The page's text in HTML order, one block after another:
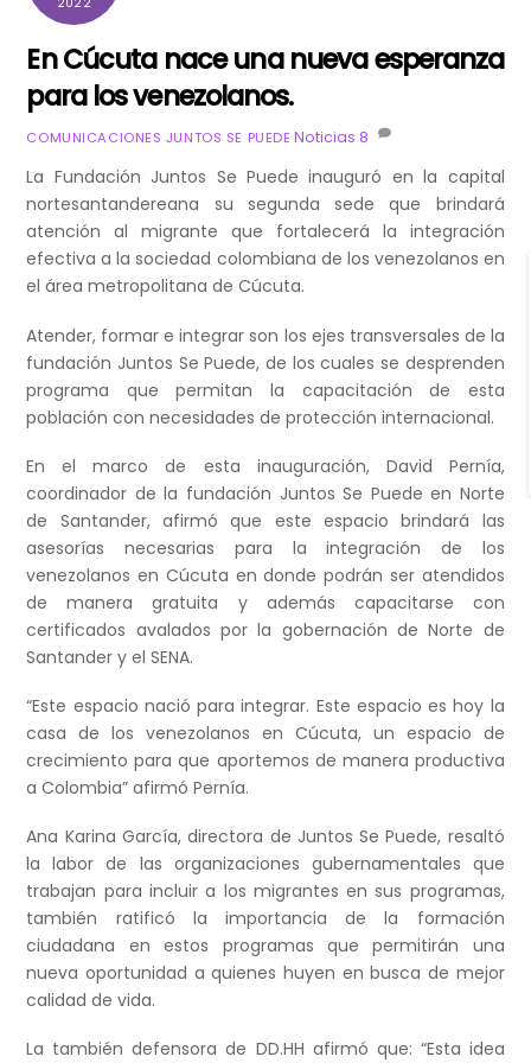
En Cúcuta nace una nueva esperanza
para los venezolanos.
COMUNICACIONES JUNTOS SE PUEDE Noticias 8
La Fundación Juntos Se Puede inauguró en la capital
nortesantandereana su segunda sede que brindará
atención al migrante que fortalecerá la integración
efectiva a la sociedad colombiana de los venezolanos en
el área metropolitana de Cúcuta.
Atender, formar e integrar son los ejes transversales de la
fundación Juntos Se Puede, de los cuales se desprenden
programa que permitan la capacitación de esta
población con necesidades de protección internacional.
En el marco de esta inauguración, David Pernía,
coordinador de la fundación Juntos Se Puede en Norte
de Santander, afirmó que este espacio brindará las
asesorías necesarias para la integración de los
venezolanos en Cúcuta en donde podrán ser atendidos
de manera gratuita y además capacitarse con
certificados avalados por la gobernación de Norte de
Santander y el SENA.
“Este espacio nació para integrar. Este espacio es hoy la
casa de los venezolanos en Cúcuta, un espacio de
crecimiento para que aportemos de manera productiva
a Colombia” afirmó Pernía.
Ana Karina García, directora de Juntos Se Puede, resaltó
la labor de las organizaciones gubernamentales que
trabajan para incluir a los migrantes en sus programas,
también ratificó la importancia de la formación
ciudadana en estos programas que permitirán una
nueva oportunidad a quienes huyen en busca de mejor
calidad de vida.
La también defensora de DD.HH afirmó que: “Esta idea